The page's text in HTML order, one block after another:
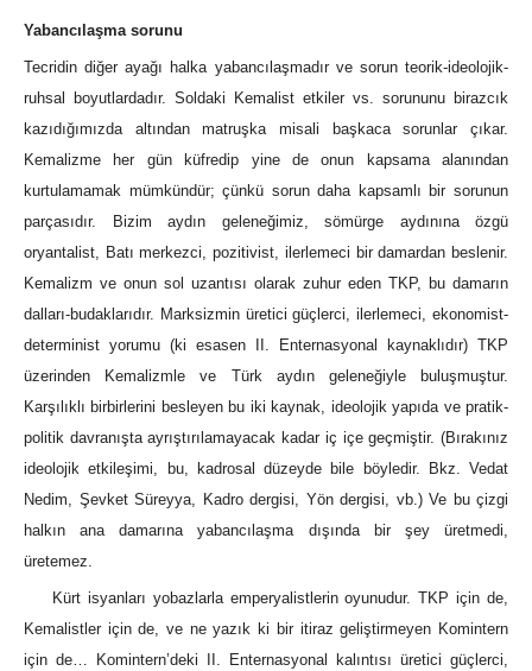
Yabancılaşma sorunu
Tecridin diğer ayağı halka yabancılaşmadır ve sorun teorik-ideolojik-
ruhsal boyutlardadır. Soldaki Kemalist etkiler vs. sorununu birazcık
kazıdığımızda altından matruşka misali başkaca sorunlar çıkar.
Kemalizme her gün küfredip yine de onun kapsama alanından
kurtulamamak mümkündür; çünkü sorun daha kapsamlı bir sorunun
parçasıdır. Bizim aydın geleneğimiz, sömürge aydınına özgü
oryantalist, Batı merkezci, pozitivist, ilerlemeci bir damardan beslenir.
Kemalizm ve onun sol uzantısı olarak zuhur eden TKP, bu damarın
dalları-budaklarıdır. Marksizmin üretici güçlerci, ilerlemeci, ekonomist-
determinist yorumu (ki esasen II. Enternasyonal kaynaklıdır) TKP
üzerinden Kemalizmle ve Türk aydın geleneğiyle buluşmuştur.
Karşılıklı birbirlerini besleyen bu iki kaynak, ideolojik yapıda ve pratik-
politik davranışta ayrıştırılamayacak kadar iç içe geçmiştir. (Bırakınız
ideolojik etkileşimi, bu, kadrosal düzeyde bile böyledir. Bkz. Vedat
Nedim, Şevket Süreyya, Kadro dergisi, Yön dergisi, vb.) Ve bu çizgi
halkın ana damarına yabancılaşma dışında bir şey üretmedi,
üretemez.
Kürt isyanları yobazlarla emperyalistlerin oyunudur. TKP için de,
Kemalistler için de, ve ne yazık ki bir itiraz geliştirmeyen Komintern
için de… Komintern’deki II. Enternasyonal kalıntısı üretici güçlerci,